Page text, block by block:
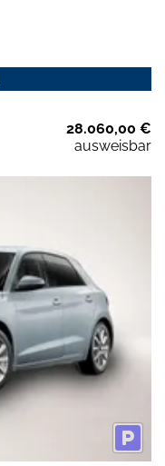
28.060,00 €
ausweisbar